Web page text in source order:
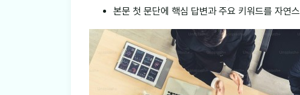
본문 첫 문단에 핵심 답변과 주요 키워드를 자연